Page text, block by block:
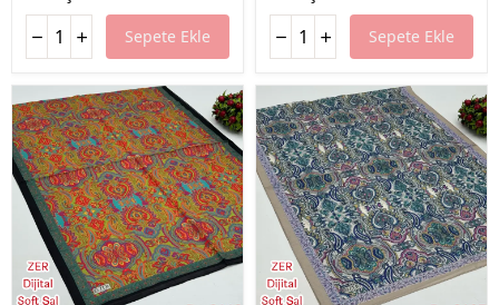
Sepete Ekle Sepete Ekle